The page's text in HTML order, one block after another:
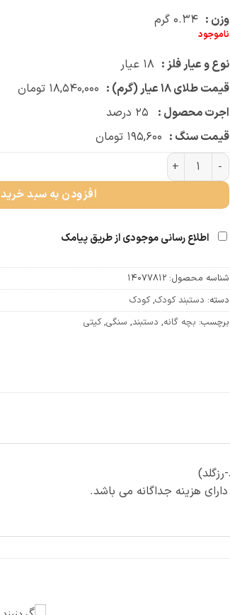
وزن : ۰.۳۴ گرم
ناموجود
نوع و عیار فلز : ۱۸ عیار
قیمت طلای ۱۸ عیار (گرم) :
۱۸,۵۴۰,۰۰۰ تومان
اجرت محصول :
۲۵ درصد
قیمت سنگ : ۱۹۵,۶۰۰ تومان
دستبند سنگی بچه گانه کیتی (کد 2527) عدد
افزودن به سبد خرید
اطلاع رسانی موجودی از طریق پیامک
شناسه محصول: 14077812
دسته: دستبند کودک,کودک
برچسب: بچه گانه, دستبند, سنگی,کیتی